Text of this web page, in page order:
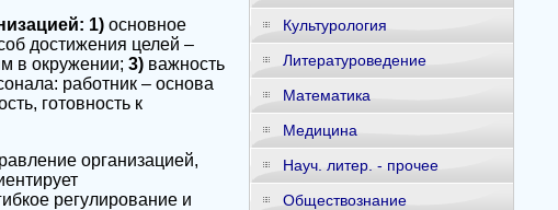
1) основное
достижения целей –
в окружении; 3) важность
работник – основа
готовность к
организацией,
регулирование и
Культурология
Литературоведение
Математика
Медицина
Науч. литер. - прочее
Обществознание